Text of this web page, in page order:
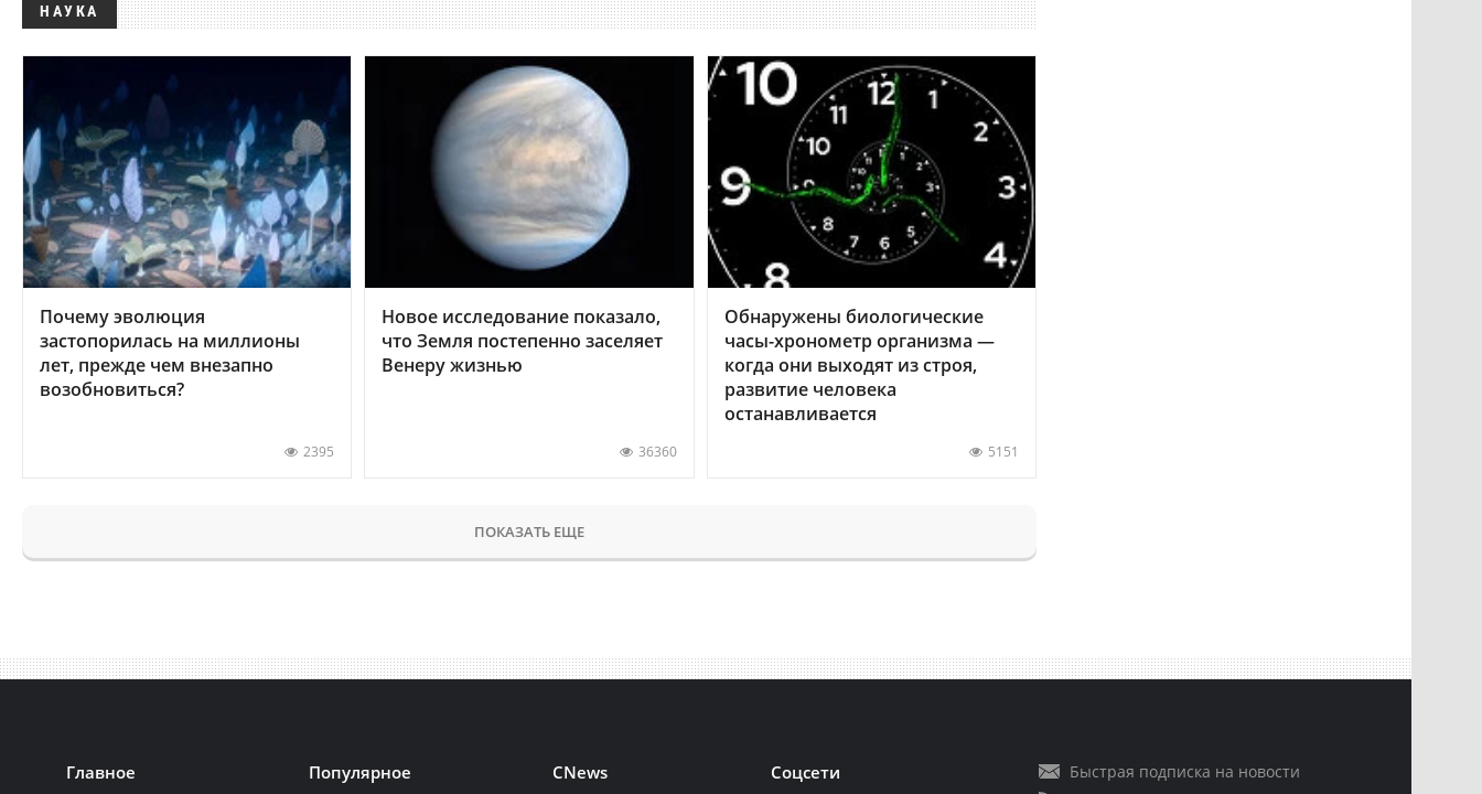
НАУКА
Почему эволюция
застопорилась на миллионы
лет, прежде чем внезапно
возобновиться?
2395
Новое исследование показало,
что Земля постепенно заселяет
Венеру жизнью
36360
Обнаружены биологические
часы-хронометр организма —
когда они выходят из строя,
развитие человека
останавливается
5151
ПОКАЗАТЬ ЕЩЕ
Главное Популярное CNews Соцсети
Быстрая подписка на новости